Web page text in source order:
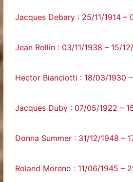
Jacques Debary : 25/11/1914 –
Jean Rollin : 03/11/1938 – 15/
Hector Bianciotti : 18/03/1930
Jacques Duby : 07/05/1922 –
Donna Summer : 31/12/1948 –
Roland Moreno : 11/06/1945 –